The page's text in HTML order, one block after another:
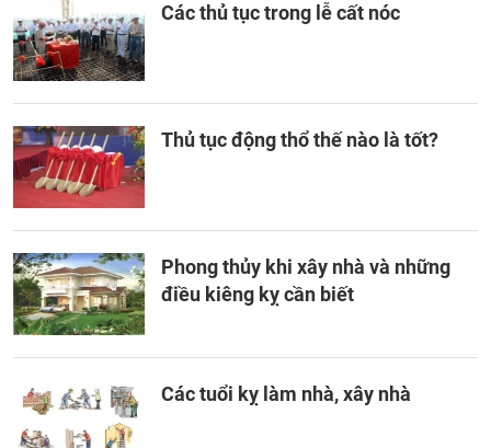
Các thủ tục trong lễ cất nóc
Thủ tục động thổ thế nào là tốt?
Phong thủy khi xây nhà và những
điều kiêng kỵ cần biết
Các tuổi kỵ làm nhà, xây nhà